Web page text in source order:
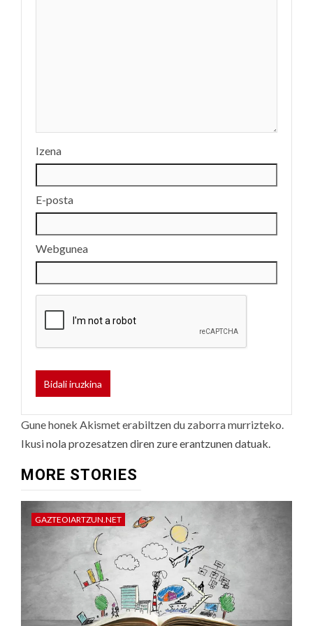
Izena
E-posta
Webgunea
Gune honek Akismet erabiltzen du zaborra murrizteko.
Ikusi nola prozesatzen diren zure erantzunen datuak.
MORE STORIES
GAZTEOIARTZUN.NET